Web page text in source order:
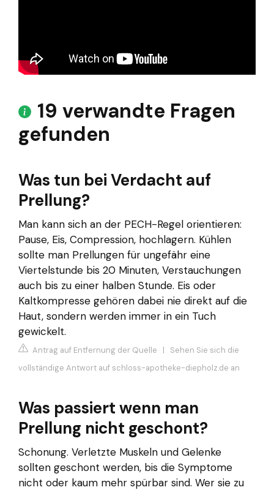
19 verwandte Fragen
gefunden
Was tun bei Verdacht auf
Prellung?
Man kann sich an der PECH-Regel orientieren:
Pause, Eis, Compression, hochlagern. Kühlen
sollte man Prellungen für ungefähr eine
Viertelstunde bis 20 Minuten, Verstauchungen
auch bis zu einer halben Stunde. Eis oder
Kaltkompresse gehören dabei nie direkt auf die
Haut, sondern werden immer in ein Tuch
gewickelt.
Antrag auf Entfernung der Quelle | Sehen Sie sich die
vollständige Antwort auf schloss-apotheke-diepholz.de an
Was passiert wenn man
Prellung nicht geschont?
Schonung. Verletzte Muskeln und Gelenke
sollten geschont werden, bis die Symptome
nicht oder kaum mehr spürbar sind. Wer sie zu